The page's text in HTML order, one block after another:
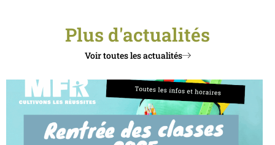
Plus d'actualités
Voir toutes les actualités